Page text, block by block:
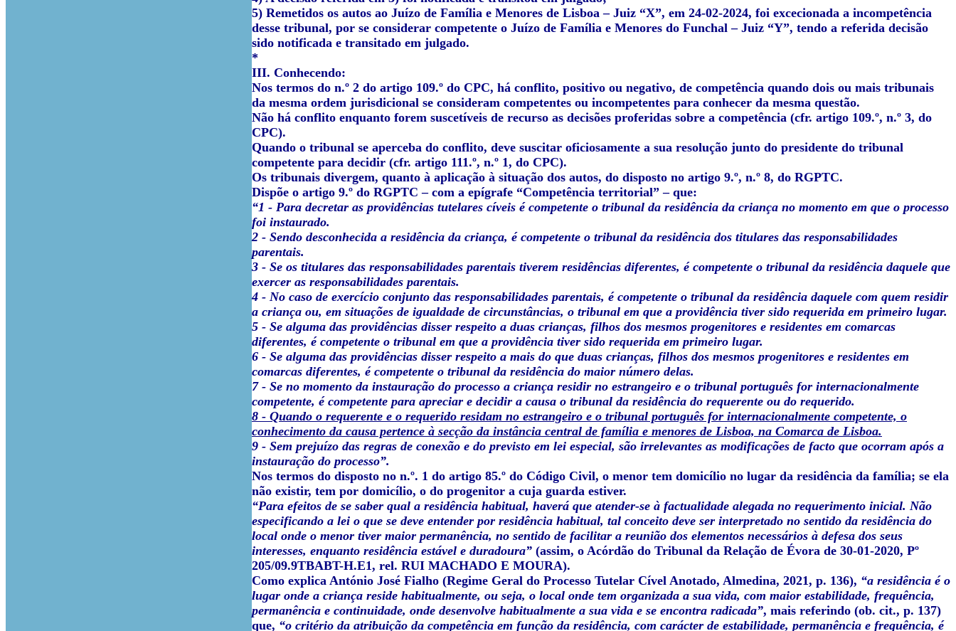
5) Remetidos os autos ao Juízo de Família e Menores de Lisboa – Juiz “X”, em 24-02-2024, foi excecionada a incompetência
desse tribunal, por se considerar competente o Juízo de Família e Menores do Funchal – Juiz “Y”, tendo a referida decisão
sido notificada e transitado em julgado.
*
III. Conhecendo:
Nos termos do n.º 2 do artigo 109.º do CPC, há conflito, positivo ou negativo, de competência quando dois ou mais tribunais
da mesma ordem jurisdicional se consideram competentes ou incompetentes para conhecer da mesma questão.
Não há conflito enquanto forem suscetíveis de recurso as decisões proferidas sobre a competência (cfr. artigo 109.º, n.º 3, do
CPC).
Quando o tribunal se aperceba do conflito, deve suscitar oficiosamente a sua resolução junto do presidente do tribunal
competente para decidir (cfr. artigo 111.º, n.º 1, do CPC).
Os tribunais divergem, quanto à aplicação à situação dos autos, do disposto no artigo 9.º, n.º 8, do RGPTC.
Dispõe o artigo 9.º do RGPTC – com a epígrafe “Competência territorial” – que:
“1 - Para decretar as providências tutelares cíveis é competente o tribunal da residência da criança no momento em que o processo
foi instaurado.
2 - Sendo desconhecida a residência da criança, é competente o tribunal da residência dos titulares das responsabilidades
parentais.
3 - Se os titulares das responsabilidades parentais tiverem residências diferentes, é competente o tribunal da residência daquele que
exercer as responsabilidades parentais.
4 - No caso de exercício conjunto das responsabilidades parentais, é competente o tribunal da residência daquele com quem residir
a criança ou, em situações de igualdade de circunstâncias, o tribunal em que a providência tiver sido requerida em primeiro lugar.
5 - Se alguma das providências disser respeito a duas crianças, filhos dos mesmos progenitores e residentes em comarcas
diferentes, é competente o tribunal em que a providência tiver sido requerida em primeiro lugar.
6 - Se alguma das providências disser respeito a mais do que duas crianças, filhos dos mesmos progenitores e residentes em
comarcas diferentes, é competente o tribunal da residência do maior número delas.
7 - Se no momento da instauração do processo a criança residir no estrangeiro e o tribunal português for internacionalmente
competente, é competente para apreciar e decidir a causa o tribunal da residência do requerente ou do requerido.
8 - Quando o requerente e o requerido residam no estrangeiro e o tribunal português for internacionalmente competente, o
conhecimento da causa pertence à secção da instância central de família e menores de Lisboa, na Comarca de Lisboa.
9 - Sem prejuízo das regras de conexão e do previsto em lei especial, são irrelevantes as modificações de facto que ocorram após a
instauração do processo”.
Nos termos do disposto no n.º. 1 do artigo 85.º do Código Civil, o menor tem domicílio no lugar da residência da família; se ela
não existir, tem por domicílio, o do progenitor a cuja guarda estiver.
“Para efeitos de se saber qual a residência habitual, haverá que atender-se à factualidade alegada no requerimento inicial. Não
especificando a lei o que se deve entender por residência habitual, tal conceito deve ser interpretado no sentido da residência do
local onde o menor tiver maior permanência, no sentido de facilitar a reunião dos elementos necessários à defesa dos seus
interesses, enquanto residência estável e duradoura” (assim, o Acórdão do Tribunal da Relação de Évora de 30-01-2020, Pº
205/09.9TBABT-H.E1, rel. RUI MACHADO E MOURA).
Como explica António José Fialho (Regime Geral do Processo Tutelar Cível Anotado, Almedina, 2021, p. 136), “a residência é o
lugar onde a criança reside habitualmente, ou seja, o local onde tem organizada a sua vida, com maior estabilidade, frequência,
permanência e continuidade, onde desenvolve habitualmente a sua vida e se encontra radicada”, mais referindo (ob. cit., p. 137)
que, “o critério da atribuição da competência em função da residência, com carácter de estabilidade, permanência e frequência, é